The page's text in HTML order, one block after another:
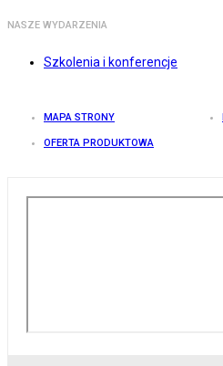
NASZE WYDARZENIA
Szkolenia i konferencje
MAPA STRONY
OFERTA PRODUKTOWA